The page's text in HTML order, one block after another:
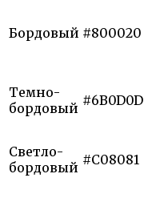
Бордовый #800020
Темно-
бордовый #6B0D0D
Светло-
бордовый #C08081